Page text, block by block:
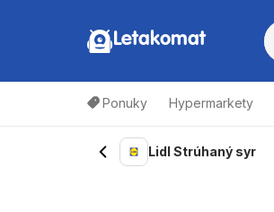
Letakomat
Ponuky Hypermarkety
Lidl Strúhaný syr